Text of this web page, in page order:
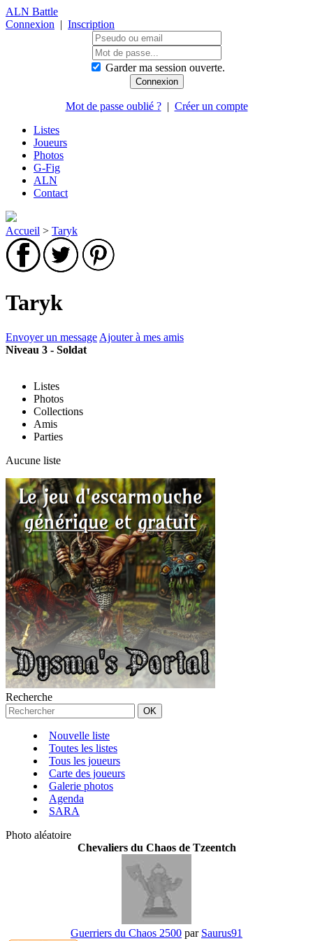
ALN Battle
Connexion | Inscription
Garder ma session ouverte.
Mot de passe oublié ?| Créer un compte
Listes
Joueurs
Photos
G-Fig
ALN
Contact
Accueil > Taryk
Taryk
Envoyer un message Ajouter à mes amis
Niveau 3 - Soldat
Listes
Photos
Collections
Amis
Parties
Aucune liste
Recherche
Nouvelle liste
Toutes les listes
Tous les joueurs
Carte des joueurs
Galerie photos
Agenda
SARA
Photo aléatoire
Chevaliers du Chaos de Tzeentch
Guerriers du Chaos 2500 par Saurus91